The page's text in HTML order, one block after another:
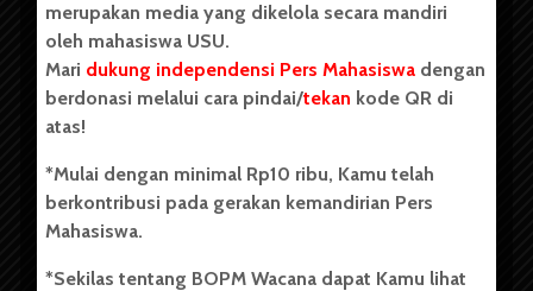
Badan Otonom Pers Mahasiswa (BOPM) Wacana merupakan
pers mahasiswa yang berdiri di luar kampus dan dikelola
secara mandiri oleh mahasiswa Universitas Sumatera Utara
(USU). Sebelumnya BOPM Wacana merupakan salah satu
Unit Kegiatan Mahasiswa (UKM) di Universitas Sumatera
berdiri pada 1 Juli 1995.
merupakan media yang dikelola secara mandiri
oleh mahasiswa USU.
Mari dukung independensi Pers Mahasiswa dengan
berdonasi melalui cara pindai/tekan kode QR di
atas!
*Mulai dengan minimal Rp10 ribu, Kamu telah
berkontribusi pada gerakan kemandirian Pers
Mahasiswa.
*Sekilas tentang BOPM Wacana dapat Kamu lihat